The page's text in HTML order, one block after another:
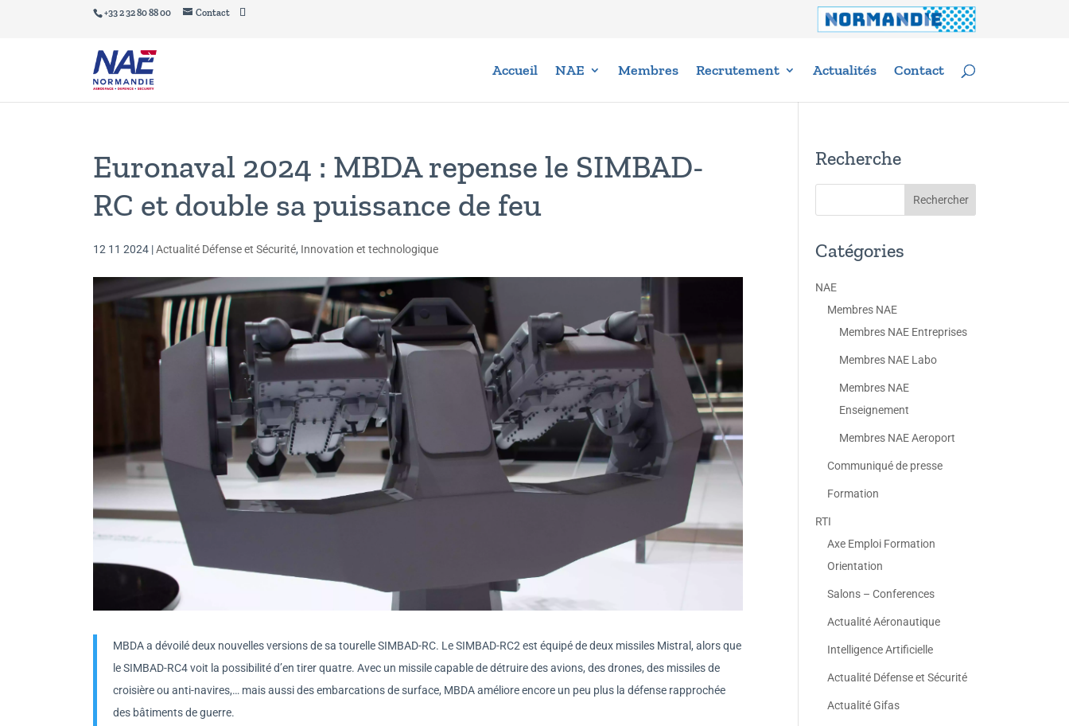
+33 2 32 80 88 00 Contact
Accueil NAE Membres Recrutement Actualités Contact
Euronaval 2024 : MBDA repense le SIMBAD-
RC et double sa puissance de feu
12 11 2024 |Actualité Défense et Sécurité, Innovation et technologique
MBDA a dévoilé deux nouvelles versions de sa tourelle SIMBAD-RC. Le SIMBAD-RC2 est équipé de deux missiles Mistral, alors que
le SIMBAD-RC4 voit la possibilité d’en tirer quatre. Avec un missile capable de détruire des avions, des drones, des missiles de
croisière ou anti-navires,… mais aussi des embarcations de surface, MBDA améliore encore un peu plus la défense rapprochée
des bâtiments de guerre.
Recherche
Catégories
NAE
Membres NAE
Membres NAE Entreprises
Membres NAE Labo
Membres NAE
Enseignement
Membres NAE Aeroport
Communiqué de presse
Formation
RTI
Axe Emploi Formation
Orientation
Salons – Conferences
Actualité Aéronautique
Intelligence Artificielle
Actualité Défense et Sécurité
Actualité Gifas